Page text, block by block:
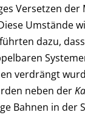
Versetzen
Umstände
dazu,
verdrängt
neben der
Bahnen in der